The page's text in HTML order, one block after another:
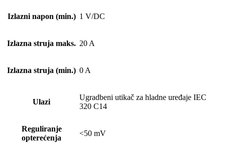
Izlazni napon (min.) 1 V/DC
Izlazna struja maks. 20 A
Izlazna struja (min.) 0 A
Ulazi
Ugradbeni utikač za hladne uređaje IEC
320 C14
Reguliranje
opterećenja
<50 mV